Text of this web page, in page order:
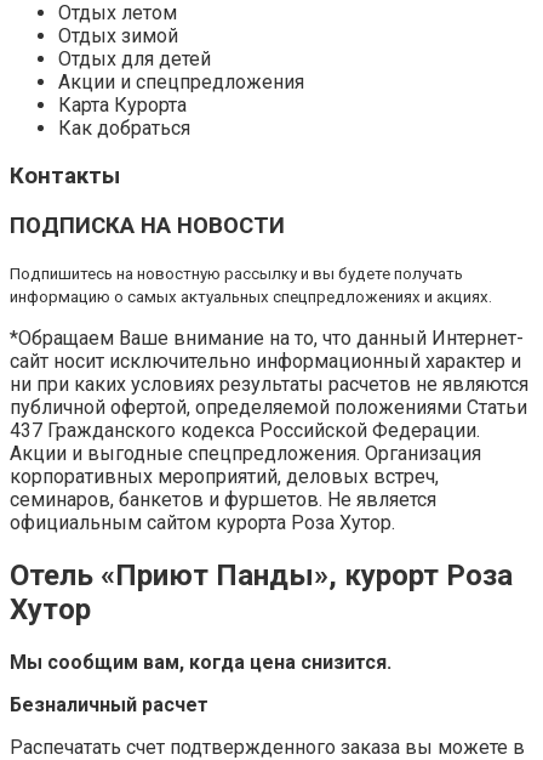
Отдых летом
Отдых зимой
Отдых для детей
Акции и спецпредложения
Карта Курорта
Как добраться
Контакты
ПОДПИСКА НА НОВОСТИ
Подпишитесь на новостную рассылку и вы будете получать
информацию о самых актуальных спецпредложениях и акциях.
*Обращаем Ваше внимание на то, что данный Интернет-
сайт носит исключительно информационный характер и
ни при каких условиях результаты расчетов не являются
публичной офертой, определяемой положениями Статьи
437 Гражданского кодекса Российской Федерации.
Акции и выгодные спецпредложения. Организация
корпоративных мероприятий, деловых встреч,
семинаров, банкетов и фуршетов. Не является
официальным сайтом курорта Роза Хутор.
Отель «Приют Панды», курорт Роза
Хутор
Мы сообщим вам, когда цена снизится.
Безналичный расчет
Распечатать счет подтвержденного заказа вы можете в